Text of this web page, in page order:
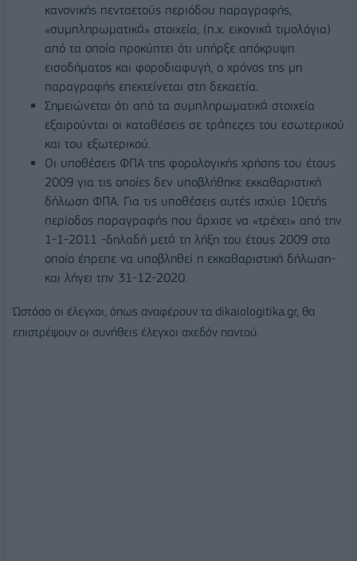
κανονικής πενταετούς περιόδου παραγραφής,
«συμπληρωματικά» στοιχεία, (π.χ. εικονικά τιμολόγια)
από τα οποία προκύπτει ότι υπήρξε απόκρυψη
εισοδήματος και φοροδιαφυγή, ο χρόνος της μη
παραγραφής επεκτείνεται στη δεκαετία.
Σημειώνεται ότι από τα συμπληρωματικά στοιχεία
εξαιρούνται οι καταθέσεις σε τράπεζες του εσωτερικού
και του εξωτερικού.
Οι υποθέσεις ΦΠΑ της φορολογικής χρήσης του έτους
2009 για τις οποίες δεν υποβλήθηκε εκκαθαριστική
δήλωση ΦΠΑ. Για τις υποθέσεις αυτές ισχύει 10ετής
περίοδος παραγραφής που άρχισε να «τρέχει» από την
1-1-2011 -δηλαδή μετά τη λήξη του έτους 2009 στο
οποίο έπρεπε να υποβληθεί η εκκαθαριστική δήλωση-
και λήγει την 31-12-2020.
Ώστόσο οι έλεγχοι, όπως αναφέρουν τα dikaiologitika.gr, θα
επιστρέψουν οι συνήθεις έλεγχοι σχεδόν παντού.